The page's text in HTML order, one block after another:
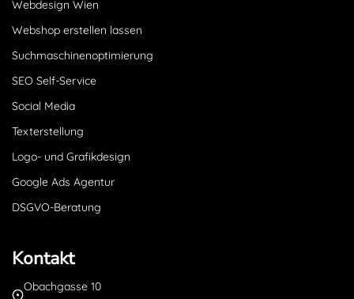
Webdesign Wien
Webshop erstellen lassen
Suchmaschinenoptimierung
SEO Self-Service
Social Media
Texterstellung
Logo- und Grafikdesign
Google Ads Agentur
DSGVO-Beratung
Kontakt
Obachgasse 10